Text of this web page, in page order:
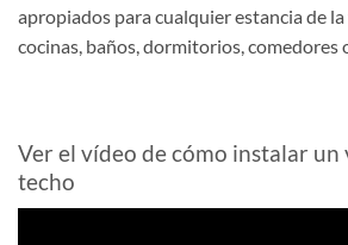
apropiados para cualquier estancia de
cocinas, baños, dormitorios, comedores
Ver el vídeo de cómo instalar
techo